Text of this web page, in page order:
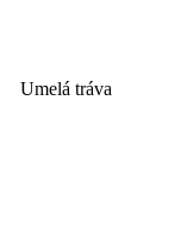
Umelá tráva